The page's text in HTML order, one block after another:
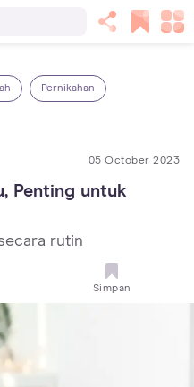
Pernikahan
05 October 2023
Penting untuk
rutin
Simpan